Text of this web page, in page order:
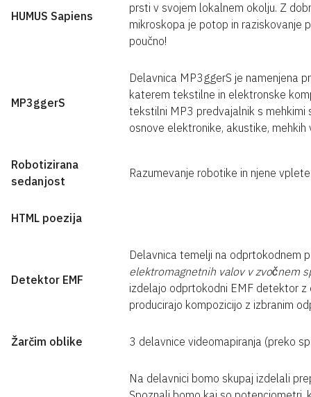
HUMUS Sapiens
prsti v svojem lokalnem okolju. Z
mikroskopa je potop in raziskovanje
poučno!
MP3ggerS
Delavnica MP3ggerS je namenjena
katerem tekstilne in elektronske
tekstilni MP3 predvajalnik s mehkimi
osnove elektronike, akustike, mehkih
Robotizirana
sedanjost
Razumevanje robotike in njene
HTML poezija
Detektor EMF
Delavnica temelji na odprtokodnem
elektromagnetnih valov v zvočnem
izdelajo odprtokodni EMF detektor z
producirajo kompozicijo z izbranim
Žarčim oblike 3 delavnice videomapiranja (preko
Na delavnici bomo skupaj izdelali